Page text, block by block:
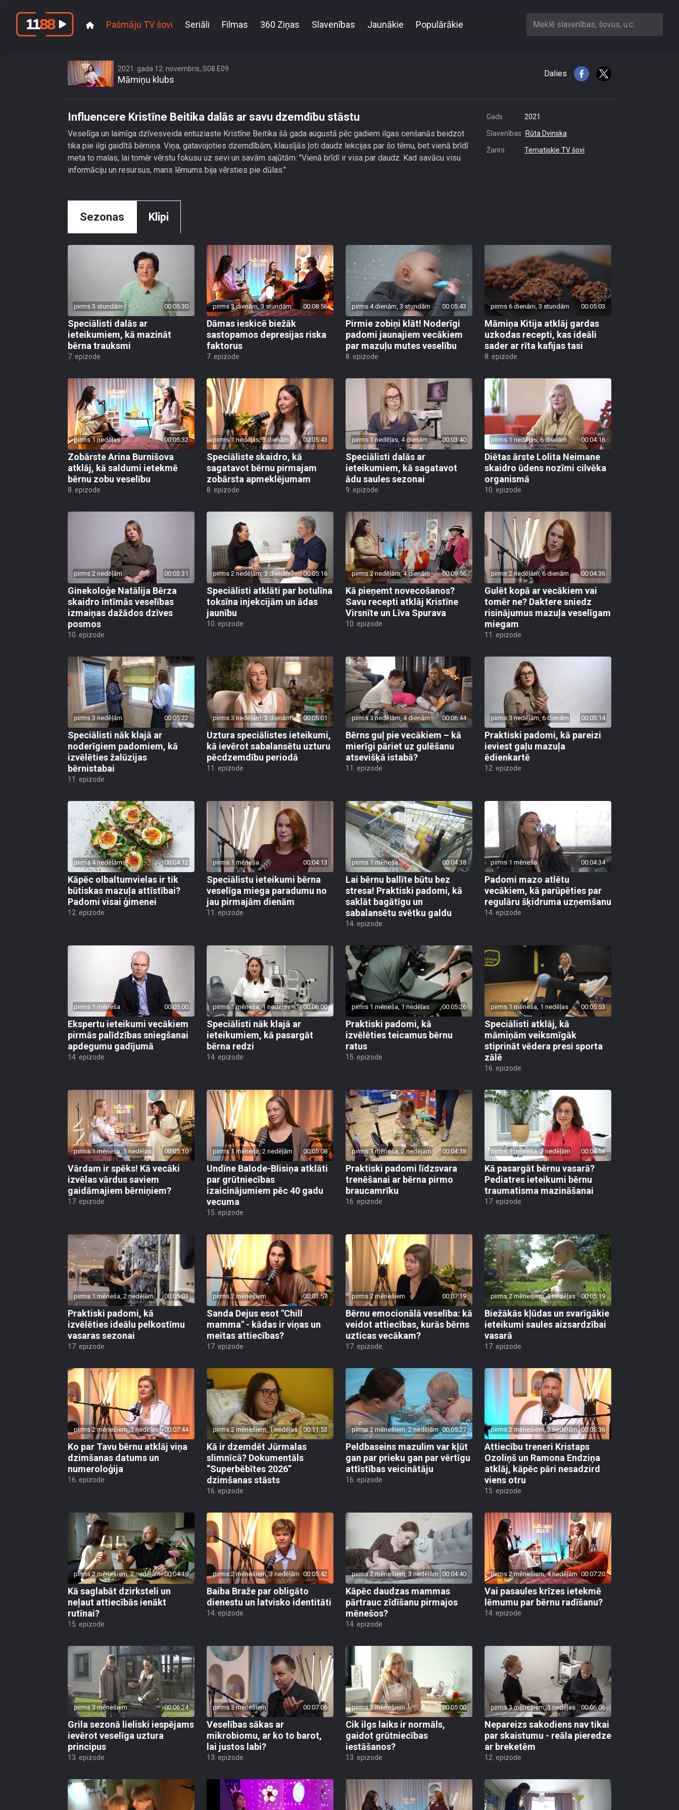
Pašmāju TV šovi Seriāli Filmas 360 Ziņas Slavenības Jaunākie Populārākie Meklē slavenības, šovus, u.c.
2021. gada 12. novembris, S08 E09
Māmiņu klubs
Dalies
Influencere Kristīne Beitika dalās ar savu dzemdību stāstu
Veselīga un laimīga dzīvesveida entuziaste Kristīne Beitika šā gada augustā pēc gadiem ilgas cenšanās beidzot
tika pie ilgi gaidītā bērniņa. Viņa, gatavojoties dzemdībām, klausījās ļoti daudz lekcijas par šo tēmu, bet vienā brīdī
meta to malas, lai tomēr vērstu fokusu uz sevi un savām sajūtām: "Vienā brīdī ir visa par daudz. Kad savācu visu
informāciju un resursus, mans lēmums bija vērsties pie dūlas."
Gads 2021
Slavenības Rūta Dvinska
Žanrs Tematiskie TV šovi
Sezonas Klipi
pirms 3 stundām 00:05:30
Speciālisti dalās ar
ieteikumiem, kā mazināt
bērna trauksmi
7. epizode
pirms 3 dienām, 3 stundām 00:08:56
Dāmas ieskicē biežāk
sastopamos depresijas riska
faktorus
7. epizode
pirms 4 dienām, 3 stundām 00:05:43
Pirmie zobiņi klāt! Noderīgi
padomi jaunajiem vecākiem
par mazuļu mutes veselību
8. epizode
pirms 6 dienām, 3 stundām 00:05:03
Māmiņa Kitija atklāj gardas
uzkodas recepti, kas ideāli
sader ar rīta kafijas tasi
8. epizode
pirms 1 nedēļas 00:05:32
Zobārste Arina Burnišova
atklāj, kā saldumi ietekmē
bērnu zobu veselību
8. epizode
pirms 1 nedēļas, 3 dienām 00:05:43
Speciāliste skaidro, kā
sagatavot bērnu pirmajam
zobārsta apmeklējumam
8. epizode
pirms 1 nedēļas, 4 dienām 00:03:40
Speciālisti dalās ar
ieteikumiem, kā sagatavot
ādu saules sezonai
9. epizode
pirms 1 nedēļas, 6 dienām 00:04:16
Diētas ārste Lolita Neimane
skaidro ūdens nozīmi cilvēka
organismā
10. epizode
pirms 2 nedēļām 00:03:31
Ginekoloģe Natālija Bērza
skaidro intīmās veselības
izmaiņas dažādos dzīves
posmos
10. epizode
pirms 2 nedēļām, 3 dienām 00:05:16
Speciālisti atklāti par botulīna
toksīna injekcijām un ādas
jaunību
10. epizode
pirms 2 nedēļām, 4 dienām 00:09:56
Kā pieņemt novecošanos?
Savu recepti atklāj Kristīne
Virsnīte un Līva Spurava
10. epizode
pirms 2 nedēļām, 6 dienām 00:04:36
Gulēt kopā ar vecākiem vai
tomēr ne? Daktere sniedz
risinājumus mazuļa veselīgam
miegam
11. epizode
pirms 3 nedēļām 00:05:22
Speciālisti nāk klajā ar
noderīgiem padomiem, kā
izvēlēties žalūzijas
bērnistabai
11. epizode
pirms 3 nedēļām, 3 dienām 00:05:01
Uztura speciālistes ieteikumi,
kā ievērot sabalansētu uzturu
pēcdzemdību periodā
11. epizode
pirms 3 nedēļām, 4 dienām 00:06:44
Bērns guļ pie vecākiem – kā
mierīgi pāriet uz gulēšanu
atsevišķā istabā?
11. epizode
pirms 3 nedēļām, 6 dienām 00:05:14
Praktiski padomi, kā pareizi
ieviest gaļu mazuļa
ēdienkartē
12. epizode
pirms 4 nedēļām 00:04:12
Kāpēc olbaltumvielas ir tik
būtiskas mazuļa attīstībai?
Padomi visai ģimenei
12. epizode
pirms 1 mēneša 00:04:13
Speciālistu ieteikumi bērna
veselīga miega paradumu no
jau pirmajām dienām
11. epizode
pirms 1 mēneša 00:04:38
Lai bērnu ballīte būtu bez
stresa! Praktiski padomi, kā
saklāt bagātīgu un
sabalansētu svētku galdu
14. epizode
pirms 1 mēneša 00:04:34
Padomi mazo atlētu
vecākiem, kā parūpēties par
regulāru šķidruma uzņemšanu
14. epizode
pirms 1 mēneša 00:05:00
Ekspertu ieteikumi vecākiem
pirmās palīdzības sniegšanai
apdegumu gadījumā
14. epizode
pirms 1 mēneša, 1 nedēļas 00:06:00
Speciālisti nāk klajā ar
ieteikumiem, kā pasargāt
bērna redzi
14. epizode
pirms 1 mēneša, 1 nedēļas 00:05:26
Praktiski padomi, kā
izvēlēties teicamus bērnu
ratus
15. epizode
pirms 1 mēneša, 1 nedēļas 00:05:53
Speciālisti atklāj, kā
māmiņām veiksmīgāk
stiprināt vēdera presi sporta
zālē
16. epizode
pirms 1 mēneša, 1 nedēļas 00:05:10
Vārdam ir spēks! Kā vecāki
izvēlas vārdus saviem
gaidāmajiem bērniņiem?
17. epizode
pirms 1 mēneša, 2 nedēļām 00:05:08
Undīne Balode-Blisiņa atklāti
par grūtniecības
izaicinājumiem pēc 40 gadu
vecuma
15. epizode
pirms 1 mēneša, 2 nedēļām 00:04:38
Praktiski padomi līdzsvara
trenēšanai ar bērna pirmo
braucamrīku
16. epizode
pirms 1 mēneša, 2 nedēļām 00:04:58
Kā pasargāt bērnu vasarā?
Pediatres ieteikumi bērnu
traumatisma mazināšanai
17. epizode
pirms 1 mēneša, 2 nedēļām 00:05:03
Praktiski padomi, kā
izvēlēties ideālu pelkostīmu
vasaras sezonai
17. epizode
pirms 2 mēnešiem 00:03:57
Sanda Dejus esot "Chill
mamma" - kādas ir viņas un
meitas attiecības?
17. epizode
pirms 2 mēnešiem 00:07:19
Bērnu emocionālā veselība: kā
veidot attiecības, kurās bērns
uzticas vecākam?
17. epizode
pirms 2 mēnešiem, 1 nedēļas 00:05:19
Biežākās kļūdas un svarīgākie
ieteikumi saules aizsardzībai
vasarā
17. epizode
pirms 2 mēnešiem, 1 nedēļas 00:07:44
Ko par Tavu bērnu atklāj viņa
dzimšanas datums un
numeroloģija
16. epizode
pirms 2 mēnešiem, 1 nedēļas 00:11:53
Kā ir dzemdēt Jūrmalas
slimnīcā? Dokumentāls
“Superbēbītes 2026”
dzimšanas stāsts
16. epizode
pirms 2 mēnešiem, 2 nedēļām 00:05:27
Peldbaseins mazulim var kļūt
gan par prieku gan par vērtīgu
attīstības veicinātāju
16. epizode
pirms 2 mēnešiem, 2 nedēļām 00:05:36
Attiecību treneri Kristaps
Ozoliņš un Ramona Endziņa
atklāj, kāpēc pāri nesadzird
viens otru
15. epizode
pirms 2 mēnešiem, 2 nedēļām 00:04:19
Kā saglabāt dzirksteli un
neļaut attiecībās ienākt
rutīnai?
15. epizode
pirms 2 mēnešiem, 3 nedēļām 00:05:42
Baiba Braže par obligāto
dienestu un latvisko identitāti
14. epizode
pirms 2 mēnešiem, 3 nedēļām 00:04:40
Kāpēc daudzas mammas
pārtrauc zīdīšanu pirmajos
mēnešos?
14. epizode
pirms 2 mēnešiem, 4 nedēļām 00:07:20
Vai pasaules krīzes ietekmē
lēmumu par bērnu radīšanu?
14. epizode
pirms 3 mēnešiem 00:06:24
Grila sezonā lieliski iespējams
ievērot veselīga uztura
principus
13. epizode
pirms 3 mēnešiem 00:07:06
Veselības sākas ar
mikrobiomu, ar ko to barot,
lai justos labi?
13. epizode
pirms 3 mēnešiem 00:05:00
Cik ilgs laiks ir normāls,
gaidot grūtniecības
iestāšanos?
13. epizode
pirms 3 mēnešiem, 1 nedēļas 00:06:06
Nepareizs sakodiens nav tikai
par skaistumu - reāla pieredze
ar breketēm
12. epizode